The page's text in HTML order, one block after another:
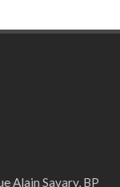
Alain Savary, BP